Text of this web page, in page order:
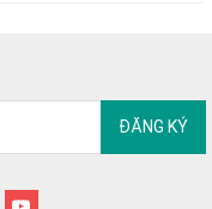
ĐĂNG KÝ